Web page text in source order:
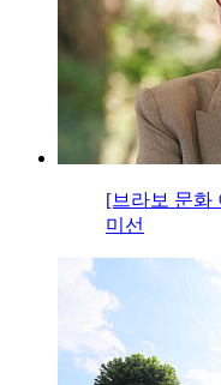
[브라보 문화
미선